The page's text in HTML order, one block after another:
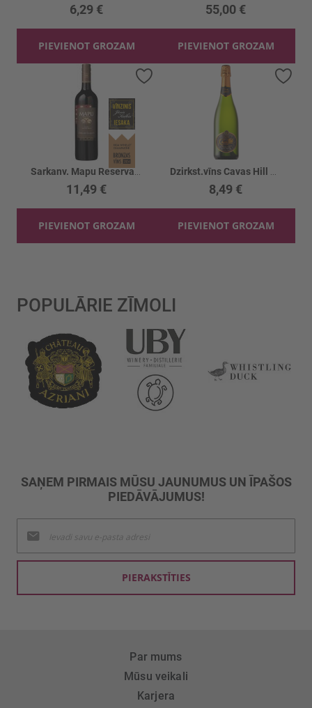
6,29 €
PIEVIENOT GROZAM
55,00 €
PIEVIENOT GROZAM
Sarkanv. Mapu Reserva Cabarnet sauvignon 13.5%
11,49 €
PIEVIENOT GROZAM
Pievienot vēlmju sarakstam
8,49 €
PIEVIENOT GROZAM
POPULĀRIE ZĪMOLI
SAŅEM PIRMAIS MŪSU JAUNUMUS UN ĪPAŠOS
PIEDĀVĀJUMUS!
jaunumu
saņemšanai:
PIERAKSTĪTIES
Par mums
Mūsu veikali
Karjera